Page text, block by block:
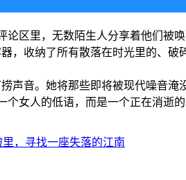
论区里，无数陌生人分享着他们
，收纳了所有散落在时光里的、
声音。她将那些即将被现代噪音
女人的低语，而是一个正在消逝
里，寻找一座失落的江南